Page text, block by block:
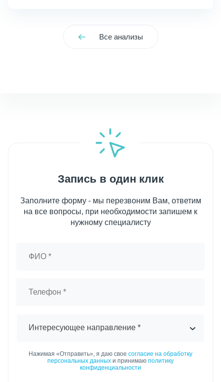
Все анализы
Запись в один клик
Заполните форму - мы перезвоним Вам, ответим
на все вопросы, при необходимости запишем к
нужному специалисту
Интересующее направление *
Нажимая «Отправить», я даю свое согласие на обработку
персональных данных и принимаю политику
конфиденциальности